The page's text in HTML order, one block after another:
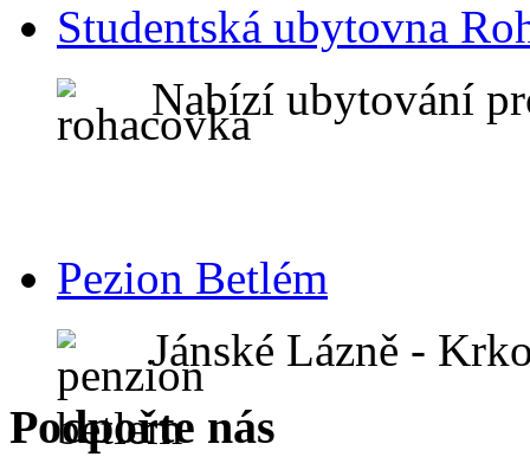
Studentská ubytovna
Nabízí ubytování
Pezion Betlém
Jánské Lázně -
Podpořte nás